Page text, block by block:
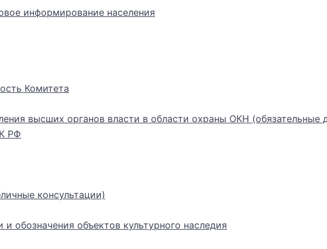
информирование населения
Комитета
высших органов власти в области охраны ОКН (обязательные
РФ
консультации)
обозначения объектов культурного наследия